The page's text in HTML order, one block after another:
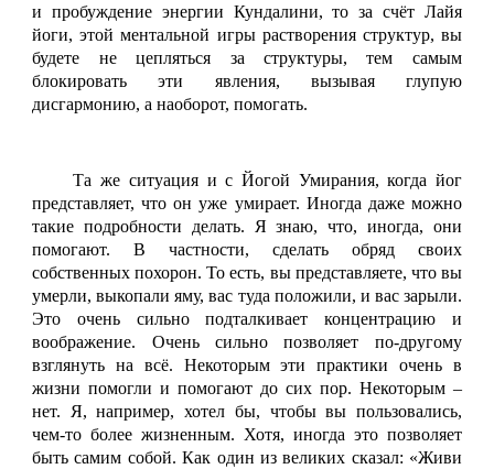
и пробуждение энергии Кундалини, то за счёт Лайя
йоги, этой ментальной игры растворения структур, вы
будете не цепляться за структуры, тем самым
блокировать эти явления, вызывая глупую
дисгармонию, а наоборот, помогать.
Та же ситуация и с Йогой Умирания, когда йог
представляет, что он уже умирает. Иногда даже можно
такие подробности делать. Я знаю, что, иногда, они
помогают. В частности, сделать обряд своих
собственных похорон. То есть, вы представляете, что вы
умерли, выкопали яму, вас туда положили, и вас зарыли.
Это очень сильно подталкивает концентрацию и
воображение. Очень сильно позволяет по-другому
взглянуть на всё. Некоторым эти практики очень в
жизни помогли и помогают до сих пор. Некоторым –
нет. Я, например, хотел бы, чтобы вы пользовались,
чем-то более жизненным. Хотя, иногда это позволяет
быть самим собой. Как один из великих сказал: «Живи